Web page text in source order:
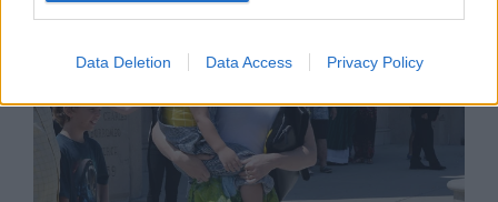
Data Deletion Data Access Privacy Policy